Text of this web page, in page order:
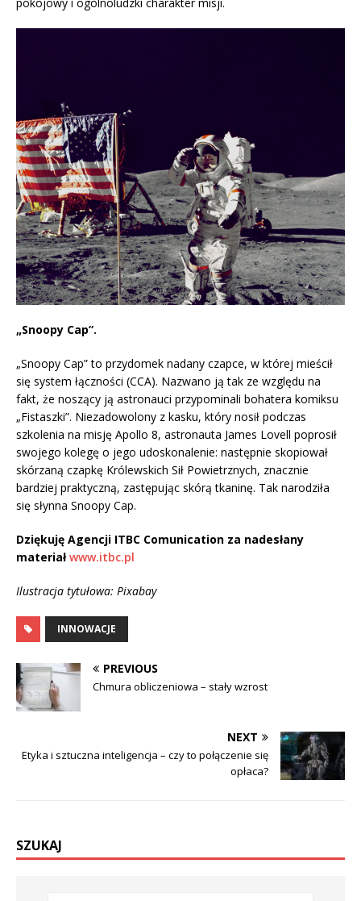
„Snoopy Cap”.
„Snoopy Cap” to przydomek nadany czapce, w której mieścił
się system łączności (CCA). Nazwano ją tak ze względu na
fakt, że noszący ją astronauci przypominali bohatera komiksu
„Fistaszki”. Niezadowolony z kasku, który nosił podczas
szkolenia na misję Apollo 8, astronauta James Lovell poprosił
swojego kolegę o jego udoskonalenie: następnie skopiował
skórzaną czapkę Królewskich Sił Powietrznych, znacznie
bardziej praktyczną, zastępując skórą tkaninę. Tak narodziła
się słynna Snoopy Cap.
Dziękuję Agencji ITBC Comunication za nadesłany
materiałwww.itbc.pl
Ilustracja tytułowa: Pixabay
INNOWACJE
PREVIOUS
Chmura obliczeniowa – stały wzrost
NEXT
Etyka i sztuczna inteligencja – czy to połączenie się
opłaca?
SZUKAJ